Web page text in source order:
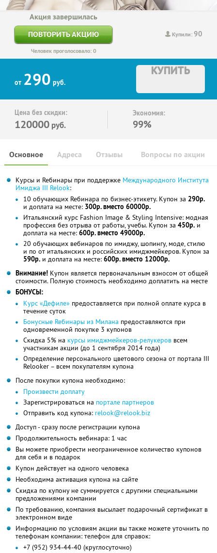
Купили:90
Акция завершилась
ПОВТОРИТЬ АКЦИЮ
Человек проголосовало: 0
от 290 руб.
КУПИТЬ
Цена без скидки:
120000 руб.
Экономия:
99%
Основное Отзывы Вопросы по акции
Адреса
Курсы и Reбинары при поддержке Международного Института
Имиджа III Relook:
10 обучающих Reбинара по бизнес-этикету. Купон за 290р.
и доплата на месте: 300р. вместо 60000р.
Итальянский курс Fashion Image & Styling Intensive: модная
профессия без отрыва от работы, учебы. Купон за 450р. и
доплата на месте: 600р. вместо 49000р.
20 обучающих вебинаров по имиджу, шопингу, моде, стилю
и по от итальянских и российских имиджмейкеров. Купон за
590р. и доплата на месте: 600р. вместо 12000р.
Внимание! Купон является первоначальным взносом от общей
стоимости. Полную стоимость необходимо доплатить на месте
БОНУСЫ:
Курс «Дефиле» предоставляется при полной оплате курса в
течение суток
Бонусные Reбинары из Милана предоставляются при
одновременной покупке 3 купонов
Скидка 5% на курсы имиджмейкеров-релукеров всем
участникам акции (до 1 сентября 2014 года)
Определение персонального цветового сезона от портала III
Relooker – всем покупателям купона
После покупки купона необходимо:
Произвести доплату
Зарегистрироваться на портале партнеров
Отправить код купона: relook@relook.biz
Доступ - сразу после регистрации купона
Продолжительность вебинара: 1 час
Вы можете приобрести неограниченное количество купонов
для себя и в подарок
Купон действует на одного человека
Необходима активация купона на сайте
Скидка по купону не суммируется с другими специальными
предложениями компании
По требованию, компания высылает подарочный сертификат в
электронном виде
Информацию по условиям акции вы также можете уточнить по
телефонам компании: телефон для справок:
+7 (952) 934-44-40 (круглосуточно)